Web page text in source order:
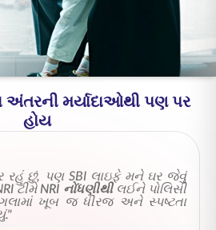
પ્રીમિયમ ચૂકવો
અંતરની મર્યાદાઓથી પણ પર
હોય
રહું છું, પણ SBI લાઇફે મને ઘર જેવું
ટીમે NRI નોંધણીથીલઈને પોલિસી
ખૂબ જ ધીરજ અને સ્પષ્ટતા